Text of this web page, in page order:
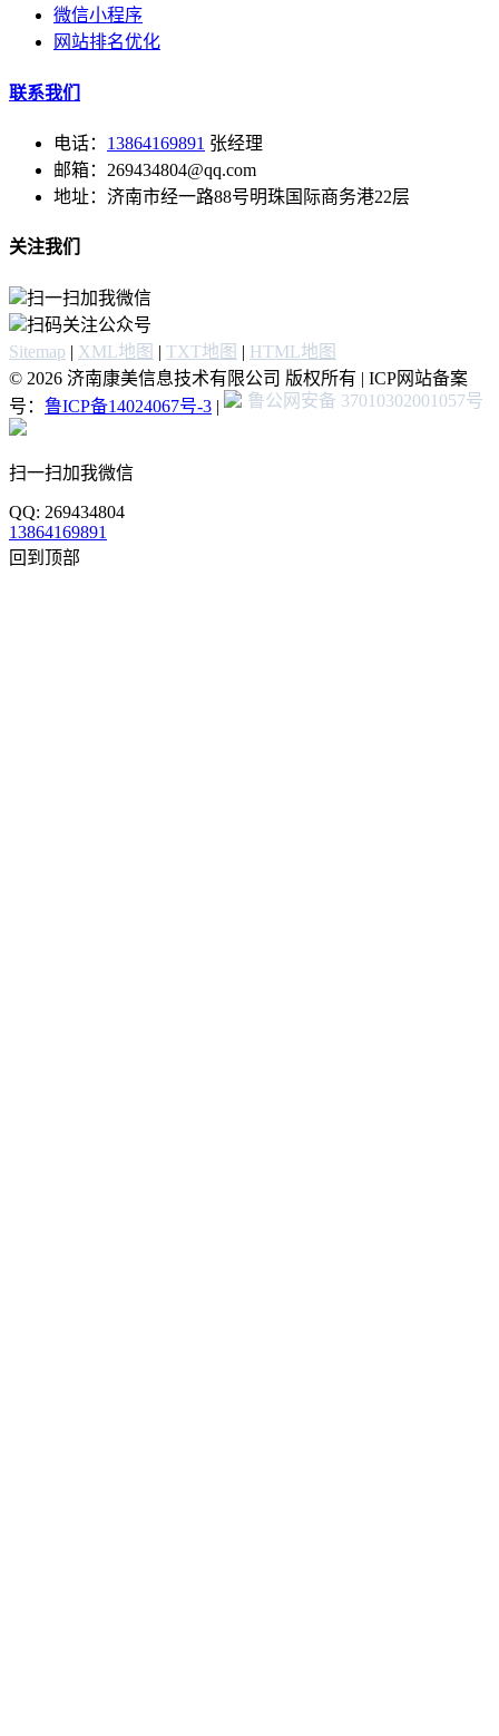
微信小程序
网站排名优化
联系我们
电话： 13864169891 张经理
邮箱：269434804@qq.com
地址：济南市经一路88号明珠国际商务港22层
关注我们
扫一扫加我微信
扫码关注公众号
Sitemap | XML地图 | TXT地图 | HTML地图
© 2026 济南康美信息技术有限公司 版权所有 | ICP网站备案
号： 鲁ICP备14024067号-3 | 鲁公网安备 37010302001057号
扫一扫加我微信
QQ: 269434804
13864169891
回到顶部